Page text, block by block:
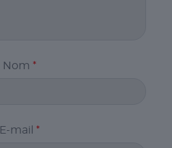
Nom *
E-mail *